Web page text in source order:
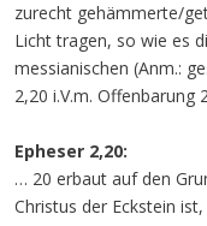
zurecht gehämmerte/
Licht tragen, so wie es
messianischen (Anm.:
2,20 i.V.m. Offenbarung
Epheser 2,20:
… 20 erbaut auf den
Christus der Eckstein